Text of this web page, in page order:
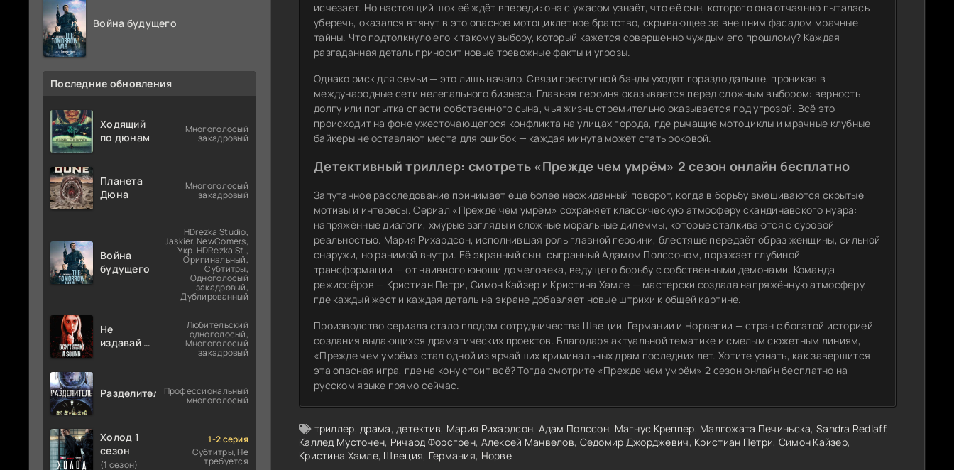
Война будущего
Последние обновления
Ходящий
по дюнам
Многоголосый
закадровый
Планета
Дюна
Многоголосый
закадровый
Война
будущего
HDrezka Studio,
Jaskier, NewComers,
Укр. HDRezka St.,
Оригинальный,
Субтитры,
Одноголосый
закадровый,
Дублированный
Не
издавай ни
Любительский
одноголосый,
Многоголосый
закадровый
РазделительПрофессиональный
многоголосый
Холод 1
сезон
(1 сезон)
1-2 серия
Субтитры, Не
требуется
исчезает. Но настоящий шок её ждёт впереди: она с ужасом узнаёт, что её сын, которого она отчаянно пыталась
уберечь, оказался втянут в это опасное мотоциклетное братство, скрывающее за внешним фасадом мрачные
тайны. Что подтолкнуло его к такому выбору, который кажется совершенно чуждым его прошлому? Каждая
разгаданная деталь приносит новые тревожные факты и угрозы.
Однако риск для семьи — это лишь начало. Связи преступной банды уходят гораздо дальше, проникая в
международные сети нелегального бизнеса. Главная героиня оказывается перед сложным выбором: верность
долгу или попытка спасти собственного сына, чья жизнь стремительно оказывается под угрозой. Всё это
происходит на фоне ужесточающегося конфликта на улицах города, где рычащие мотоциклы и мрачные клубные
байкеры не оставляют места для ошибок — каждая минута может стать роковой.
Детективный триллер: смотреть «Прежде чем умрём» 2 сезон онлайн бесплатно
Запутанное расследование принимает ещё более неожиданный поворот, когда в борьбу вмешиваются скрытые
мотивы и интересы. Сериал «Прежде чем умрём» сохраняет классическую атмосферу скандинавского нуара:
напряжённые диалоги, хмурые взгляды и сложные моральные дилеммы, которые сталкиваются с суровой
реальностью. Мария Рихардсон, исполнившая роль главной героини, блестяще передаёт образ женщины, сильной
снаружи, но ранимой внутри. Её экранный сын, сыгранный Адамом Полссоном, поражает глубиной
трансформации — от наивного юноши до человека, ведущего борьбу с собственными демонами. Команда
режиссёров — Кристиан Петри, Симон Кайзер и Кристина Хамле — мастерски создала напряжённую атмосферу,
где каждый жест и каждая деталь на экране добавляет новые штрихи к общей картине.
Производство сериала стало плодом сотрудничества Швеции, Германии и Норвегии — стран с богатой историей
создания выдающихся драматических проектов. Благодаря актуальной тематике и смелым сюжетным линиям,
«Прежде чем умрём» стал одной из ярчайших криминальных драм последних лет. Хотите узнать, как завершится
эта опасная игра, где на кону стоит всё? Тогда смотрите «Прежде чем умрём» 2 сезон онлайн бесплатно на
русском языке прямо сейчас.
триллер,драма,детектив, Мария Рихардсон, Адам Полссон, Магнус Креппер, Малгожата Печиньска, Sandra Redlaff,
Каллед Мустонен, Ричард Форсгрен, Алексей Манвелов, Седомир Джорджевич, Кристиан Петри, Симон Кайзер,
Кристина Хамле, Швеция, Германия, Норве